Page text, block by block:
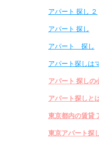
アパート 探し ２
アパート 探し
アパート 探し
アパート探しは
アパート 探しの
アパート探しと
東京都内の賃貸
東京アパート探